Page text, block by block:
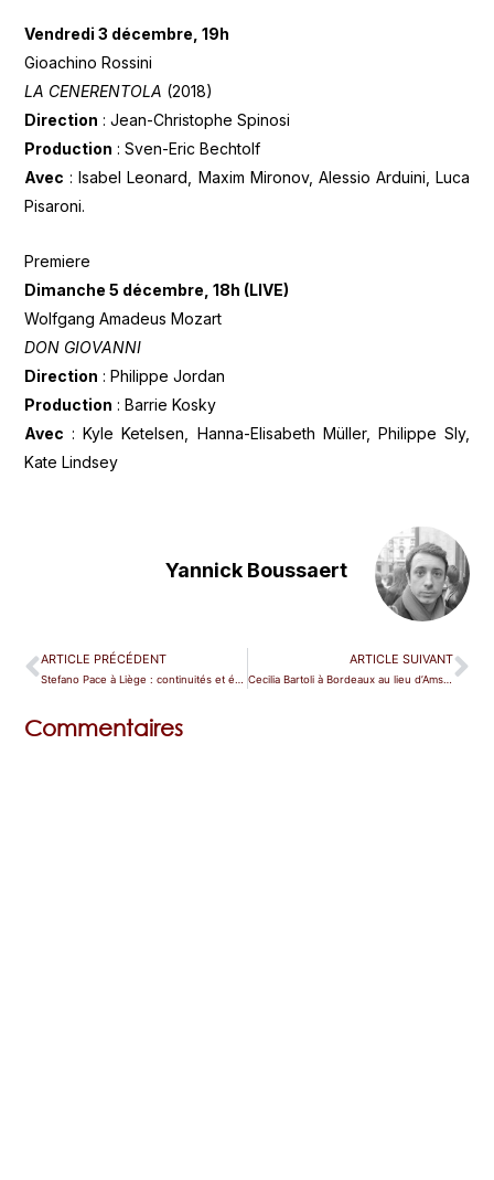
Vendredi 3 décembre, 19h
Gioachino Rossini
LA CENERENTOLA (2018)
Direction : Jean-Christophe Spinosi
Production : Sven-Eric Bechtolf
Avec : Isabel Leonard, Maxim Mironov, Alessio Arduini, Luca
Pisaroni.
Premiere
Dimanche 5 décembre, 18h (LIVE)
Wolfgang Amadeus Mozart
DON GIOVANNI
Direction : Philippe Jordan
Production : Barrie Kosky
Avec : Kyle Ketelsen, Hanna-Elisabeth Müller, Philippe Sly,
Kate Lindsey
Yannick Boussaert
ARTICLE PRÉCÉDENT ARTICLE SUIVANT
Cecilia Bartoli à Bordeaux au lieu d’Amsterdam le 3 décembre
Commentaires